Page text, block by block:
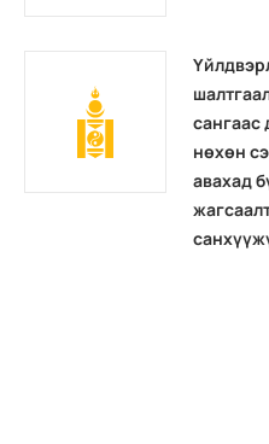
сангаас
нөхөн
авахад